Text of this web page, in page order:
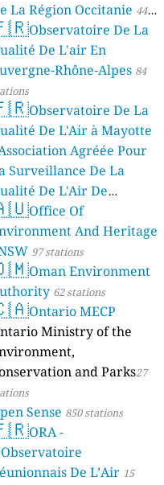
La Région Occitanie 44
Observatoire De La
De L'air En
Rhône-Alpes 84
Observatoire De La
De L'Air à Mayotte
Agréée Pour
Surveillance De La
De L'Air De
4 stations
Office Of
And Heritage
97 stations
Oman Environment
62 stations
Ontario MECP
Ministry of the
and Parks27
Sense 850 stations
ORA -
De L’Air 15